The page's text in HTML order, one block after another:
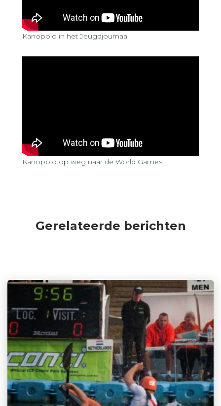
Kanopolo in het Jeugdjournaal
Kanopolo op weg naar de World Games
Gerelateerde berichten